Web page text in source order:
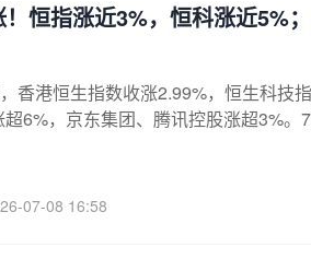
恒指涨近3%，恒科涨近5%
香港恒生指数收涨2.99%，恒生科技
6%，京东集团、腾讯控股涨超3%
机构给出“买入”评级。6月下旬，
07-08 16:58